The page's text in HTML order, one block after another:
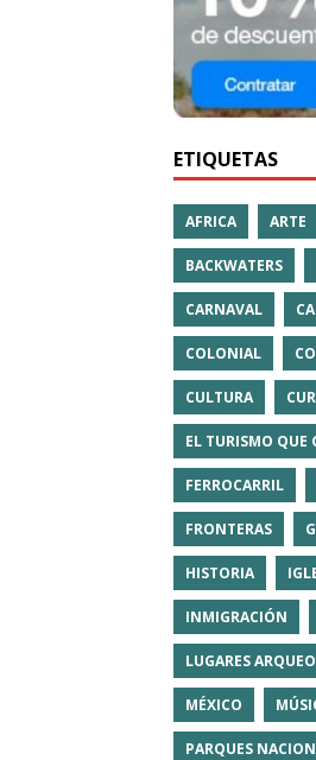
ETIQUETAS
AFRICA ARTE
BACKWATERS
CARNAVAL
COLONIAL
CULTURA
EL TURISMO QUE
FERROCARRIL
FRONTERAS
HISTORIA
INMIGRACIÓN
LUGARES
MÉXICO
PARQUES